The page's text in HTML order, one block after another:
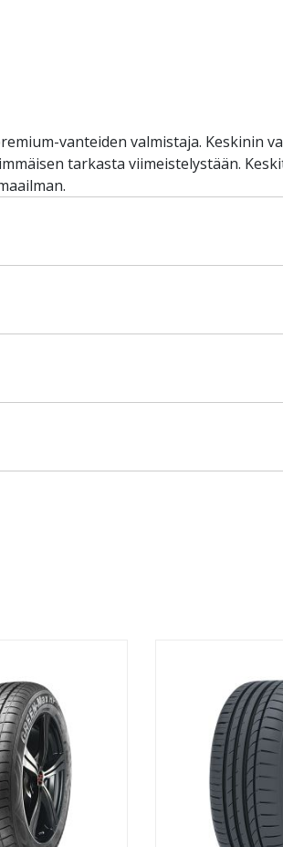
vanteiden valmistaja. Keskinin
tarkasta viimeistelystään.